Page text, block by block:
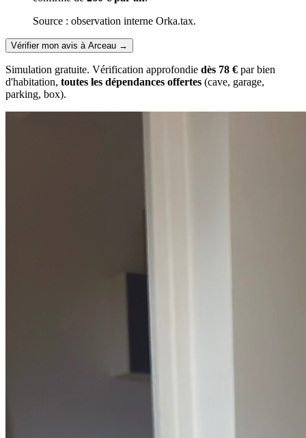
Source : observation interne Orka.tax.
Vérifier mon avis à Arceau →
Simulation gratuite. Vérification approfondie dès 78 € par bien
d'habitation, toutes les dépendances offertes (cave, garage,
parking, box).